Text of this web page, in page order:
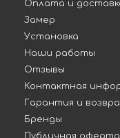
Оплата и
Замер
Установка
Наши работы
Отзывы
Контактная
Гарантия и
Бренды
Публичная оферта